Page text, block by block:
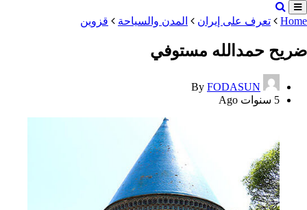
Home تعرف على إيران المدن والسياحة قزوین
ضریح حمدالله مستوفي
By FODASUN
5 سنوات Ago